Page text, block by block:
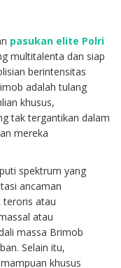
pasukan elite Polri
multitalenta dan siap
berintensitas
adalah tulang
khusus,
tak tergantikan dalam
mereka
spektrum yang
ancaman
teroris atau
atau
massa Brimob
Selain itu,
khusus